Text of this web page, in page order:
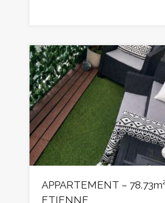
APPARTEMENT –
ETIENNE